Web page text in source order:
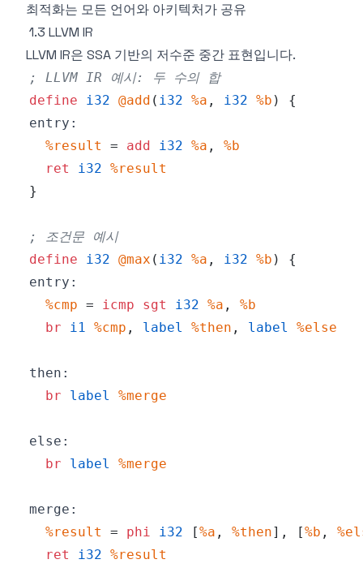
최적화는 모든 언어와 아키텍처가 공유
1.3 LLVM IR
LLVM IR은 SSA 기반의 저수준 중간 표현입니다.
; LLVM IR 예시: 두 수의 합
define
i32 @add ( i32 %a , i32 %b )
{
entry:
%result
= add i32 %a ,
%b
ret
i32 %result
}
; 조건문 예시
define
i32 @max ( i32 %a , i32 %b )
{
entry:
%cmp = icmp sgt i32 %a ,
%b
br
i1 %cmp , label %then , label %else
then:
br
label %merge
else:
br
label %merge
merge:
%result
= phi i32 [%a , %then] , [%b ,
ret
i32 %result